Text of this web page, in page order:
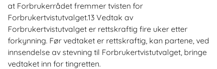
at Forbrukerrådet fremmer tvisten for
Forbrukertvistutvalget.13 Vedtak av
Forbrukertvistutvalget er rettskraftig fire uker etter
forkynning. Før vedtaket er rettskraftig, kan partene, ved
innsendelse av stevning til Forbrukertvistutvalget, bringe
vedtaket inn for tingretten.